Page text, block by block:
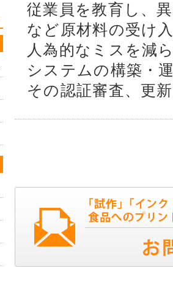
従業員を教育し、
など原材料の受け
人為的なミスを減
システムの構築・
その認証審査、更